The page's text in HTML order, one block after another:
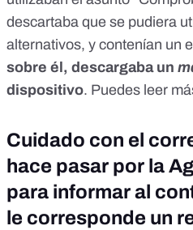
descartaba que se pudiera
alternativos, y contenían un
sobre él, descargaba un
dispositivo. Puedes leer
Cuidado con el
hace pasar por la
para informar al
le corresponde un